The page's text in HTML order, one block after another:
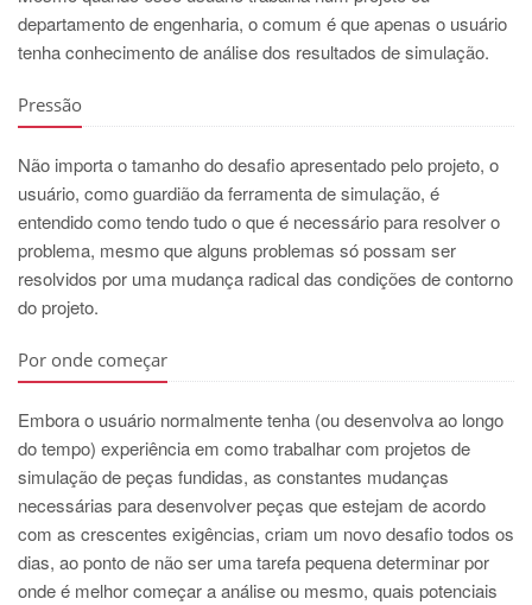
departamento de engenharia, o comum é que apenas o usuário
tenha conhecimento de análise dos resultados de simulação.
Pressão
Não importa o tamanho do desafio apresentado pelo projeto, o
usuário, como guardião da ferramenta de simulação, é
entendido como tendo tudo o que é necessário para resolver o
problema, mesmo que alguns problemas só possam ser
resolvidos por uma mudança radical das condições de contorno
do projeto.
Por onde começar
Embora o usuário normalmente tenha (ou desenvolva ao longo
do tempo) experiência em como trabalhar com projetos de
simulação de peças fundidas, as constantes mudanças
necessárias para desenvolver peças que estejam de acordo
com as crescentes exigências, criam um novo desafio todos os
dias, ao ponto de não ser uma tarefa pequena determinar por
onde é melhor começar a análise ou mesmo, quais potenciais